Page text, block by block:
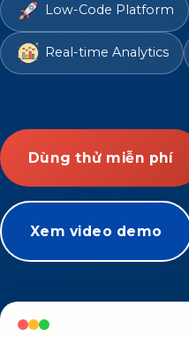
Low-Code Platform
Real-time Analytics
Dùng thử miễn phí
Xem video demo